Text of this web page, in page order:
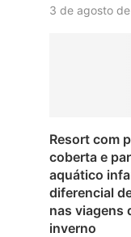
3 de agosto
Resort com
coberta e
aquático
diferencial
nas viagens
inverno